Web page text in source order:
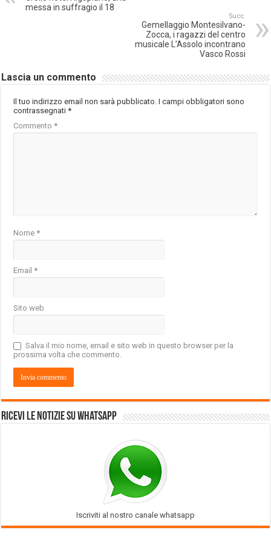
messa in suffragio il 18
Succ.
Gemellaggio Montesilvano-
Zocca, i ragazzi del centro
musicale L’Assolo incontrano
Vasco Rossi
Lascia un commento
Il tuo indirizzo email non sarà pubblicato. I campi obbligatori sono
contrassegnati*
Commento*
Nome*
Email*
Sito web
Salva il mio nome, email e sito web in questo browser per la
prossima volta che commento.
Ricevi le notizie su Whatsapp
Iscriviti al nostro canale whatsapp